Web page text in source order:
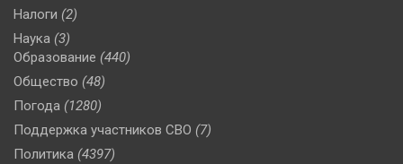
Налоги (2)
Наука (3)
Образование (440)
Общество (48)
Погода (1280)
Поддержка участников СВО (7)
Политика (4397)